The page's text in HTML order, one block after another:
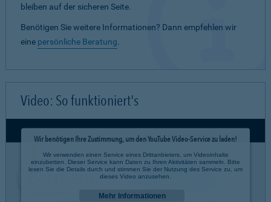
bleiben auf der sicheren Seite.
Benötigen Sie weitere Informationen? Dann empfehlen wir
eine persönliche Beratung.
Video: So funktioniert's
Wir benötigen Ihre Zustimmung, um den YouTube Video-Service zu laden!
Wir verwenden einen Service eines Drittanbieters, um Videoinhalte
einzubetten. Dieser Service kann Daten zu Ihren Aktivitäten sammeln. Bitte
lesen Sie die Details durch und stimmen Sie der Nutzung des Service zu, um
dieses Video anzusehen.
Mehr Informationen